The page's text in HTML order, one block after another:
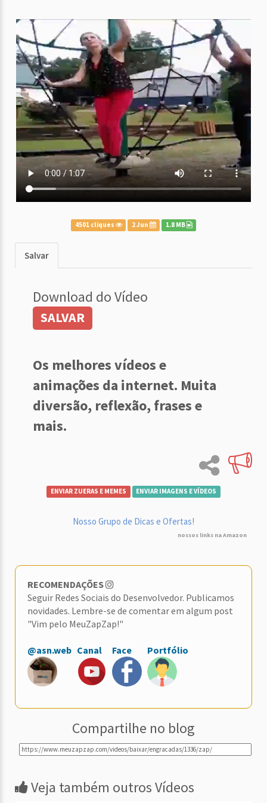
4501 cliques 2 Jun 1.8 MB
Salvar
Download do Vídeo
SALVAR
Os melhores vídeos e
animações da internet. Muita
diversão, reflexão, frases e
mais.
ENVIAR ZUERAS E MEMES ENVIAR IMAGENS E VÍDEOS
Nosso Grupo de Dicas e Ofertas!
nossos links na Amazon
RECOMENDAÇÕES
Seguir Redes Sociais do Desenvolvedor. Publicamos
novidades. Lembre-se de comentar em algum post
"Vim pelo MeuZapZap!"
@asn.web Canal Face Portfólio
Compartilhe no blog
Veja também outros Vídeos